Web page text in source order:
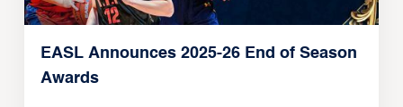
EASL Announces 2025-26 End of Season
Awards